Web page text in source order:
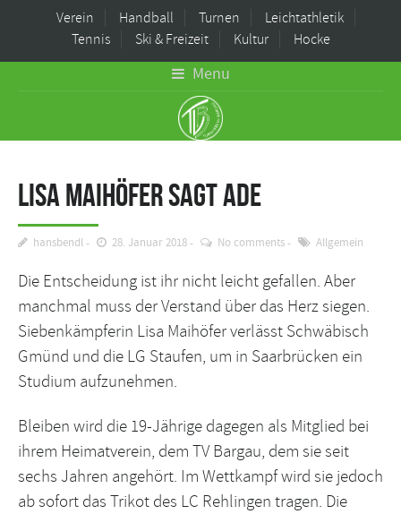
Verein Handball Turnen
Leichtathletik
Tennis
Ski & Freizeit Kultur Hocke
Menu
Lisa Maihöfer sagt Ade
hansbendl 28. Januar 2018 No comments Allgemein
Die Entscheidung ist ihr nicht leicht gefallen. Aber
manchmal muss der Verstand über das Herz siegen.
Siebenkämpferin Lisa Maihöfer verlässt Schwäbisch
Gmünd und die LG Staufen, um in Saarbrücken ein
Studium aufzunehmen.
Bleiben wird die 19-Jährige dagegen als Mitglied bei
ihrem Heimatverein, dem TV Bargau, dem sie seit
sechs Jahren angehört. Im Wettkampf wird sie jedoch
ab sofort das Trikot des LC Rehlingen tragen. Die